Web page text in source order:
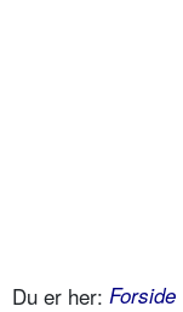
Du er her: Forside